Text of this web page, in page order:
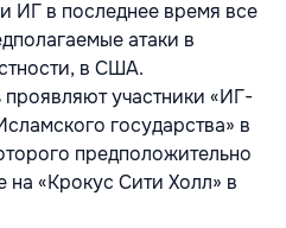
ИГ в последнее время все
атаки в
в США.
участники «ИГ-
государства» в
предположительно
на «Крокус Сити Холл» в